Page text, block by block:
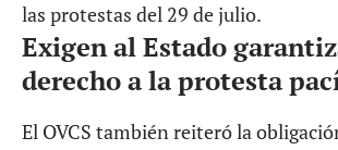
las protestas del 29 de julio.
Exigen al Estado
derecho a la protesta
El OVCS también reiteró la